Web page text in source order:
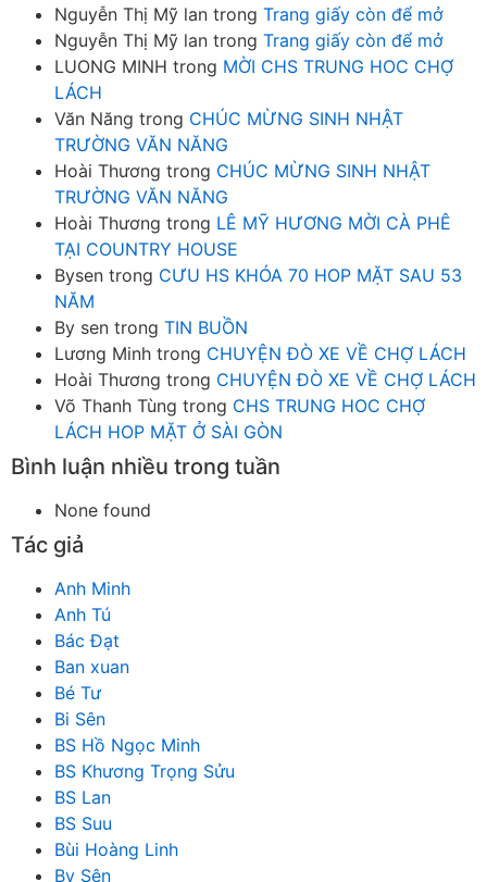
Nguyễn Thị Mỹ lan trong Trang giấy còn để mở
Nguyễn Thị Mỹ lan trong Trang giấy còn để mở
LUONG MINH trong MỜI CHS TRUNG HOC CHỢ
LÁCH
Văn Năng trong CHÚC MỪNG SINH NHẬT
TRƯỜNG VĂN NĂNG
Hoài Thương trong CHÚC MỪNG SINH NHẬT
TRƯỜNG VĂN NĂNG
Hoài Thương trong LÊ MỸ HƯƠNG MỜI CÀ PHÊ
TẠI COUNTRY HOUSE
Bysen trong CƯU HS KHÓA 70 HOP MẶT SAU 53
NĂM
By sen trong TIN BUỒN
Lương Minh trong CHUYỆN ĐÒ XE VỀ CHỢ LÁCH
Hoài Thương trong CHUYỆN ĐÒ XE VỀ CHỢ LÁCH
Võ Thanh Tùng trong CHS TRUNG HOC CHỢ
LÁCH HOP MẶT Ở SÀI GÒN
Bình luận nhiều trong tuần
None found
Tác giả
Anh Minh
Anh Tú
Bác Đạt
Ban xuan
Bé Tư
Bi Sên
BS Hồ Ngọc Minh
BS Khương Trọng Sửu
BS Lan
BS Suu
Bùi Hoàng Linh
By Sên